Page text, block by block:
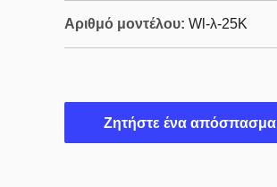
Αριθμό μοντέλου: Wl-λ-25K
Ζητήστε ένα απόσπασμα